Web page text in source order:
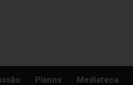
Pianos Mediateca